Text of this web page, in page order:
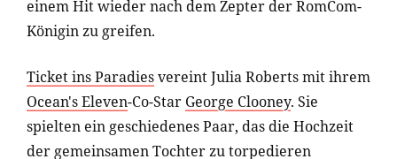
einem Hit wieder nach dem Zepter der RomCom-
Königin zu greifen.
Ticket ins Paradiesvereint Julia Roberts mit ihrem
Ocean's Eleven-Co-Star George Clooney. Sie
spielten ein geschiedenes Paar, das die Hochzeit
der gemeinsamen Tochter zu torpedieren